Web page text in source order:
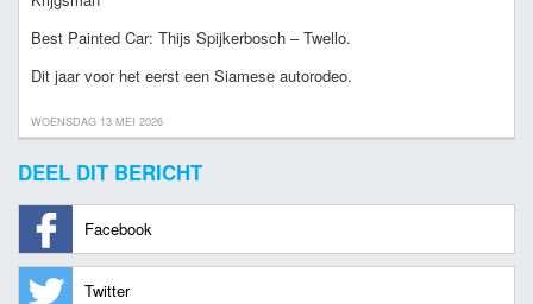
Best Painted Car: Thijs Spijkerbosch – Twello.
Dit jaar voor het eerst een Siamese autorodeo.
WOENSDAG 13 MEI 2026
DEEL DIT BERICHT
Facebook
Twitter